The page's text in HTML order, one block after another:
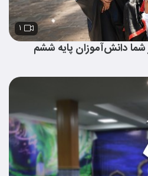
۱
دانش‌آموزان پایه ششم